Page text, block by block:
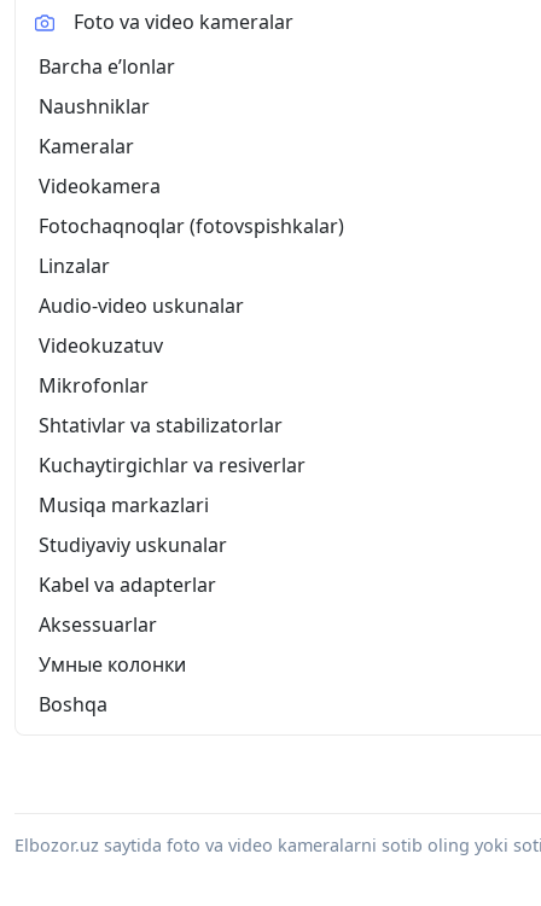
Foto va video kameralar
Barcha eʼlonlar
Naushniklar
Kameralar
Videokamera
Fotochaqnoqlar (fotovspishkalar)
Linzalar
Audio-video uskunalar
Videokuzatuv
Mikrofonlar
Shtativlar va stabilizatorlar
Kuchaytirgichlar va resiverlar
Musiqa markazlari
Studiyaviy uskunalar
Kabel va adapterlar
Aksessuarlar
Умные колонки
Boshqa
Elbozor.uz saytida foto va video kameralarni sotib oling yoki